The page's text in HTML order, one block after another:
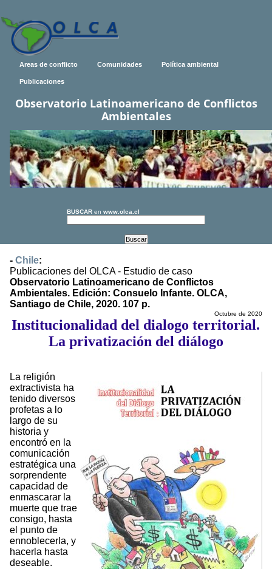
Areas de conflicto Comunidades Política ambiental
Publicaciones
Observatorio Latinoamericano de Conflictos
Ambientales
BUSCAR en www.olca.cl
- Chile:
Publicaciones del OLCA - Estudio de caso
Observatorio Latinoamericano de Conflictos
Ambientales. Edición: Consuelo Infante. OLCA,
Santiago de Chile, 2020. 107 p.
Octubre de 2020
Institucionalidad del dialogo territorial.
La privatización del diálogo
La religión
extractivista ha
tenido diversos
profetas a lo
largo de su
historia y
encontró en la
comunicación
estratégica una
sorprendente
capacidad de
enmascarar la
muerte que trae
consigo, hasta
el punto de
ennoblecerla, y
hacerla hasta
deseable.